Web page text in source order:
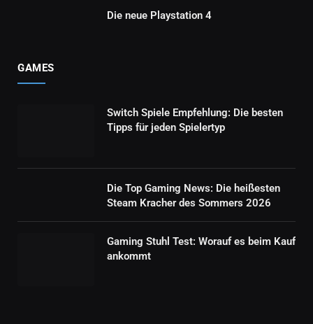
Die neue Playstation 4
GAMES
Switch Spiele Empfehlung: Die besten
Tipps für jeden Spielertyp
Die Top Gaming News: Die heißesten
Steam Kracher des Sommers 2026
Gaming Stuhl Test: Worauf es beim Kauf
ankommt